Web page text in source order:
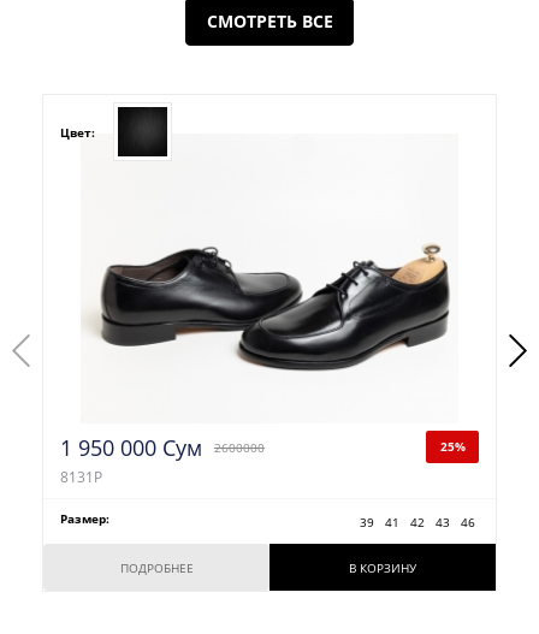
СМОТРЕТЬ ВСЕ
Цвет:
1 950 000 Сум 2600000 25%
8131P
Размер: 39 41 42 43 46
ПОДРОБНЕЕ В КОРЗИНУ